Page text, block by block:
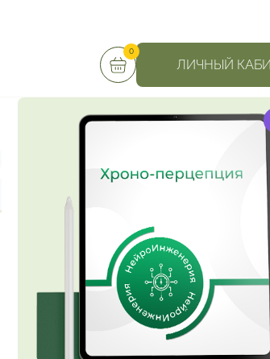
0
ЛИЧНЫЙ